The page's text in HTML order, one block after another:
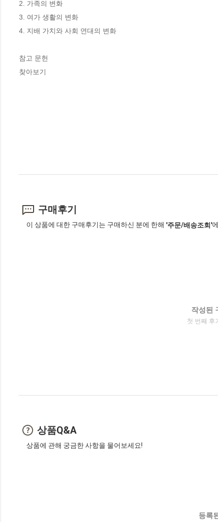
2. 가족의 변화
3. 여가 생활의 변화
4. 지배 가치와 사회 연대의 변화
참고 문헌
찾아보기
구매후기
이 상품에 대한 구매후기는 구매하신 분에 한해 '주문/배송조회'
작성된
첫 번째 후
상품Q&A
상품에 관해 궁금한 사항을 물어보세요!
등록